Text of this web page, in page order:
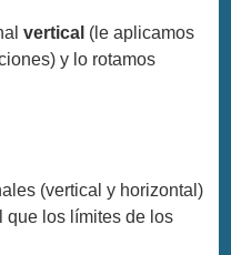
vertical (le aplicamos
y lo rotamos
(vertical y horizontal)
que los límites de los